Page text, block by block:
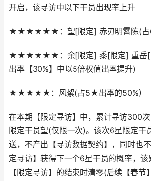
开启，该寻访中以下干员出现率上升
★★★★★★：望[限定] 赤刃明霄陈(占
★★★★★★：余[限定] 黍[限定] 重岳[
出率【30%】中以5倍权值出率提升)
★★★★★：风絮(占5★出率的50%)
在本期【限定寻访】中，累计寻访300
限定干员望(仅限一次)。该次6星限定干
送，不产出【寻访数据契约】，同时也
定寻访】获得下一个6星干员的概率，该
【限定寻访】的结束时清零(后续【春节